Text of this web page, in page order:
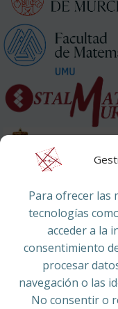
Para ofrecer las
tecnologías
acceder a la
consentimiento
procesar
navegación o las
No consentir o